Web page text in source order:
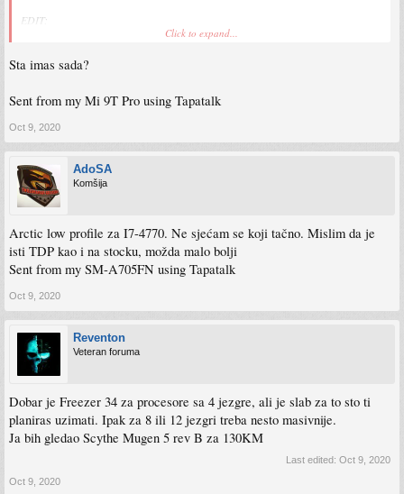
EDIT:
Sad vidim ovaj Windale 6 kao odličnu opciju
Click to expand...
Sta imas sada?
Sent from my Mi 9T Pro using Tapatalk
Oct 9, 2020
AdoSA
Komšija
Arctic low profile za I7-4770. Ne sjećam se koji tačno. Mislim da je
isti TDP kao i na stocku, možda malo bolji
Sent from my SM-A705FN using Tapatalk
Oct 9, 2020
Reventon
Veteran foruma
Dobar je Freezer 34 za procesore sa 4 jezgre, ali je slab za to sto ti
planiras uzimati. Ipak za 8 ili 12 jezgri treba nesto masivnije.
Ja bih gledao Scythe Mugen 5 rev B za 130KM
Last edited: Oct 9, 2020
Oct 9, 2020